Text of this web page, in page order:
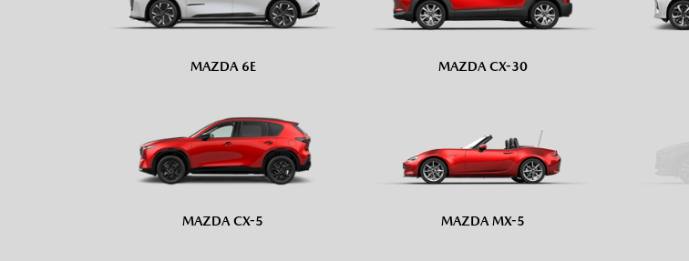
MAZDA 6E MAZDA CX-30
MAZDA CX-5 MAZDA MX-5